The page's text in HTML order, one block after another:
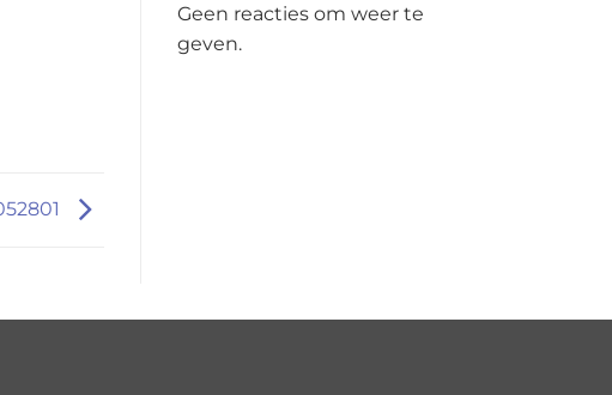
Geen reacties om weer te
geven.